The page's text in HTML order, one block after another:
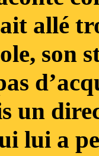
allé
son
un
lui a